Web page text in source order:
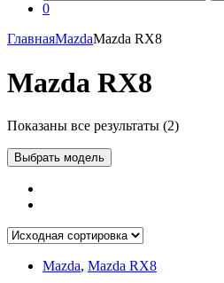
0
ГлавнаяMazdaMazda RX8
Mazda RX8
Показаны все результаты (2)
Выбрать модель
Mazda, Mazda RX8